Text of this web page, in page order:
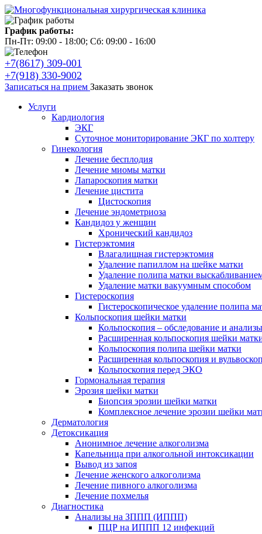
График работы:
Пн-Пт: 09:00 - 18:00; Сб: 09:00 - 16:00
+7(8617) 309-001
+7(918) 330-9002
Записаться на прием Заказать звонок
Услуги
Кардиология
ЭКГ
Суточное мониторирование ЭКГ по холтеру
Гинекология
Лечение бесплодия
Лечение миомы матки
Лапароскопия матки
Лечение цистита
Цистоскопия
Лечение эндометриоза
Кандидоз у женщин
Хронический кандидоз
Гистерэктомия
Влагалищная гистерэктомия
Удаление папиллом на шейке матки
Удаление полипа матки
Удаление матки вакуумным способом
Гистероскопия
Гистероскопическое удаление полипа
Кольпоскопия шейки матки
Кольпоскопия – обследование и анализы
Расширенная кольпоскопия шейки
Кольпоскопия полипа шейки матки
Расширенная кольпоскопия и
Кольпоскопия перед ЭКО
Гормональная терапия
Эрозия шейки матки
Биопсия эрозии шейки матки
Комплексное лечение эрозии шейки
Дерматология
Детоксикация
Анонимное лечение алкоголизма
Капельница при алкогольной интоксикации
Вывод из запоя
Лечение женского алкоголизма
Лечение пивного алкоголизма
Лечение похмелья
Диагностика
Анализы на ЗППП (ИППП)
ПЦР на ИППП 12 инфекций